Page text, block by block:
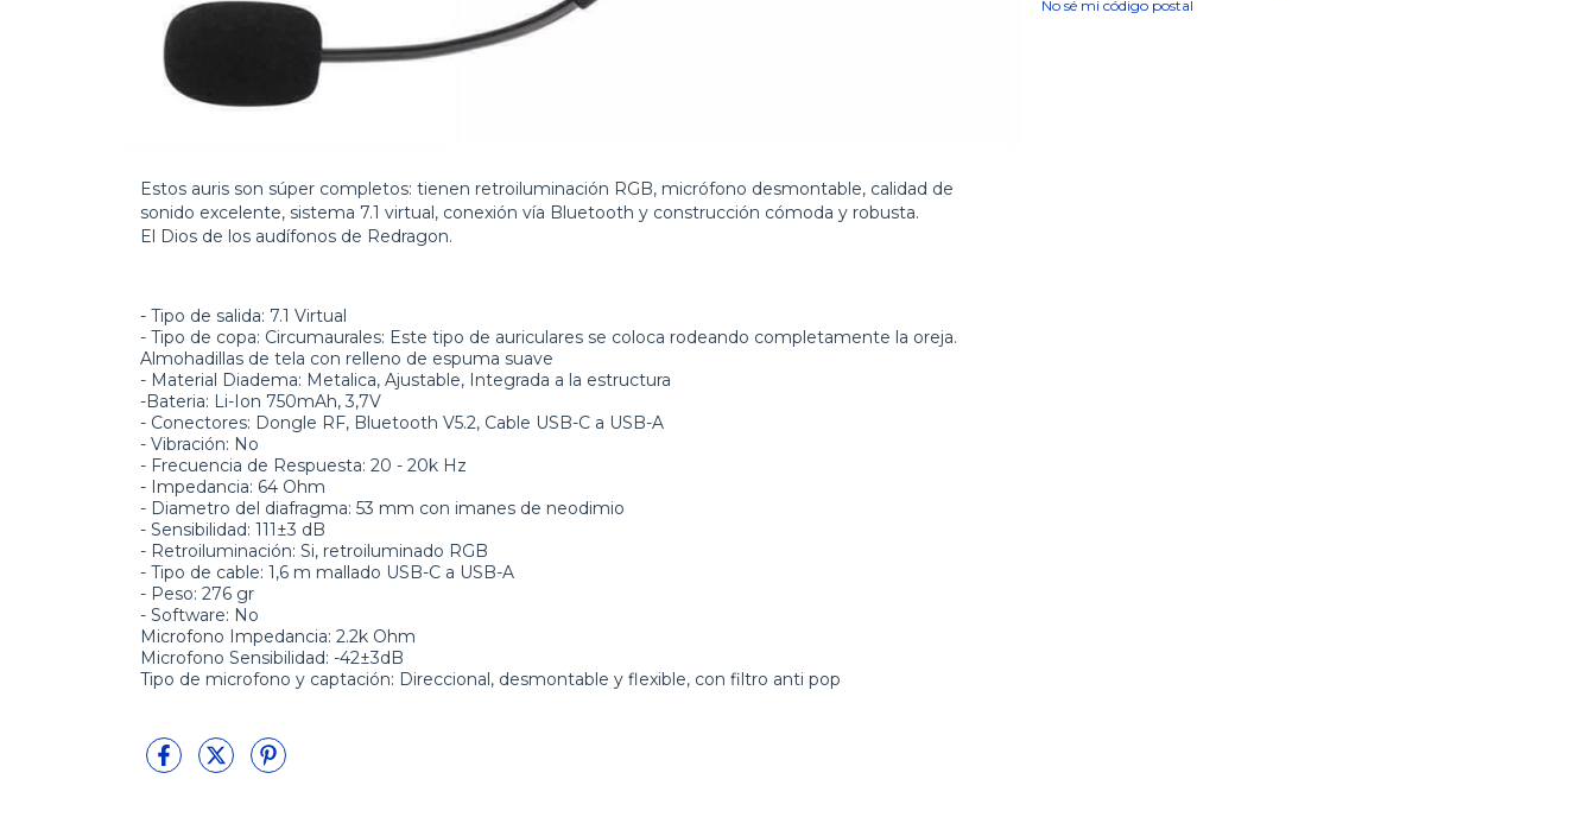
Estos auris son súper completos: tienen retroiluminación RGB, micrófono desmontable, calidad de
sonido excelente, sistema 7.1 virtual, conexión vía Bluetooth y construcción cómoda y robusta.
El Dios de los audífonos de Redragon.
- Tipo de salida: 7.1 Virtual
- Tipo de copa: Circumaurales: Este tipo de auriculares se coloca rodeando completamente la oreja.
Almohadillas de tela con relleno de espuma suave
- Material Diadema: Metalica, Ajustable, Integrada a la estructura
-Bateria: Li-Ion 750mAh, 3,7V
- Conectores: Dongle RF, Bluetooth V5.2, Cable USB-C a USB-A
- Vibración: No
- Frecuencia de Respuesta: 20 - 20k Hz
- Impedancia: 64 Ohm
- Diametro del diafragma: 53 mm con imanes de neodimio
- Sensibilidad: 111±3 dB
- Retroiluminación: Si, retroiluminado RGB
- Tipo de cable: 1,6 m mallado USB-C a USB-A
- Peso: 276 gr
- Software: No
Microfono Impedancia: 2.2k Ohm
Microfono Sensibilidad: -42±3dB
Tipo de microfono y captación: Direccional, desmontable y flexible, con filtro anti pop
No sé mi código postal